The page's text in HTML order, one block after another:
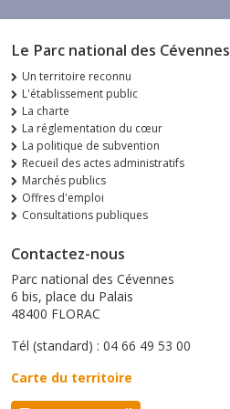
Le Parc national des Cévennes
Un territoire reconnu
L'établissement public
La charte
La réglementation du cœur
La politique de subvention
Recueil des actes administratifs
Marchés publics
Offres d'emploi
Consultations publiques
Contactez-nous
Parc national des Cévennes
6 bis, place du Palais
48400 FLORAC
Tél (standard) : 04 66 49 53 00
Carte du territoire